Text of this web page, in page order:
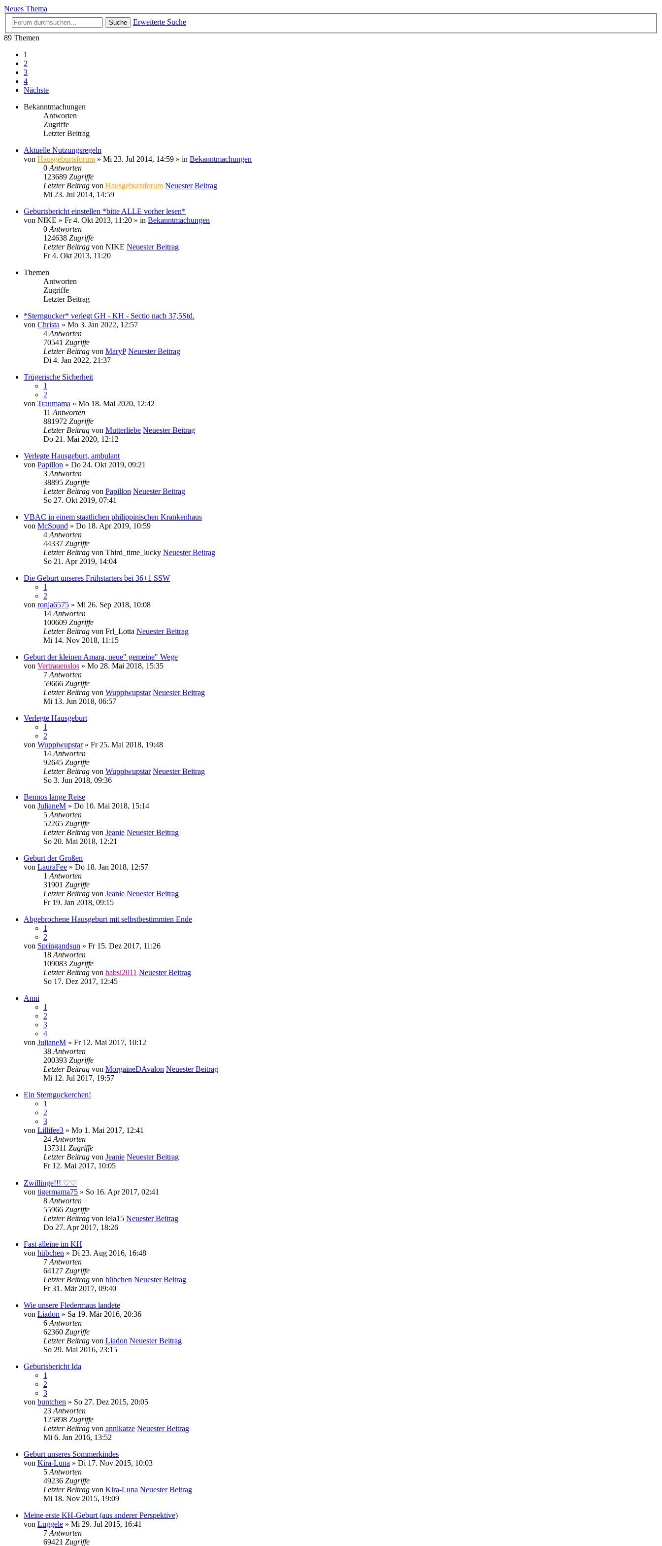
Neues Thema
Suche
Erweiterte Suche
89 Themen
1
2
3
4
Nächste
Bekanntmachungen
Antworten
Zugriffe
Letzter Beitrag
Aktuelle Nutzungsregeln
von Hausgeburtsforum » Mi 23. Jul 2014, 14:59 » in Bekanntmachungen
0 Antworten
123689 Zugriffe
Letzter Beitrag von Hausgeburtsforum Neuester Beitrag
Mi 23. Jul 2014, 14:59
Geburtsbericht einstellen *bitte ALLE vorher lesen*
von NIKE » Fr 4. Okt 2013, 11:20 » in Bekanntmachungen
0 Antworten
124638 Zugriffe
Letzter Beitrag von NIKE Neuester Beitrag
Fr 4. Okt 2013, 11:20
Themen
Antworten
Zugriffe
Letzter Beitrag
*Sterngucker* verlegt GH - KH - Sectio nach 37,5Std.
von Christa » Mo 3. Jan 2022, 12:57
4 Antworten
70541 Zugriffe
Letzter Beitrag von MaryP Neuester Beitrag
Di 4. Jan 2022, 21:37
Trügerische Sicherheit
1
2
von Traumama » Mo 18. Mai 2020, 12:42
11 Antworten
881972 Zugriffe
Letzter Beitrag von Mutterliebe Neuester Beitrag
Do 21. Mai 2020, 12:12
Verlegte Hausgeburt, ambulant
von Papillon » Do 24. Okt 2019, 09:21
3 Antworten
38895 Zugriffe
Letzter Beitrag von Papillon Neuester Beitrag
So 27. Okt 2019, 07:41
VBAC in einem staatlichen philippinischen Krankenhaus
von McSound » Do 18. Apr 2019, 10:59
4 Antworten
44337 Zugriffe
Letzter Beitrag von Third_time_lucky Neuester Beitrag
So 21. Apr 2019, 14:04
Die Geburt unseres Frühstarters bei 36+1 SSW
1
2
von ronja6575 » Mi 26. Sep 2018, 10:08
14 Antworten
100609 Zugriffe
Letzter Beitrag von Frl_Lotta Neuester Beitrag
Mi 14. Nov 2018, 11:15
Geburt der kleinen Amara, neue" gemeine" Wege
von Vertrauenslos » Mo 28. Mai 2018, 15:35
7 Antworten
59666 Zugriffe
Letzter Beitrag von Wuppiwupstar Neuester Beitrag
Mi 13. Jun 2018, 06:57
Verlegte Hausgeburt
1
2
von Wuppiwupstar» Fr 25. Mai 2018, 19:48
14 Antworten
92645 Zugriffe
Letzter Beitrag von Wuppiwupstar Neuester Beitrag
So 3. Jun 2018, 09:36
Bennos lange Reise
von JulianeM » Do 10. Mai 2018, 15:14
5 Antworten
52265 Zugriffe
Letzter Beitrag von Jeanie Neuester Beitrag
So 20. Mai 2018, 12:21
Geburt der Großen
von LauraFee » Do 18. Jan 2018, 12:57
1 Antworten
31901 Zugriffe
Letzter Beitrag von Jeanie Neuester Beitrag
Fr 19. Jan 2018, 09:15
Abgebrochene Hausgeburt mit selbstbestimmten Ende
1
2
von Springandsun » Fr 15. Dez 2017, 11:26
18 Antworten
109083 Zugriffe
Letzter Beitrag von babsi2011 Neuester Beitrag
So 17. Dez 2017, 12:45
Anni
1
2
3
4
von JulianeM » Fr 12. Mai 2017, 10:12
38 Antworten
200393 Zugriffe
Letzter Beitrag von MorgaineDAvalon Neuester Beitrag
Mi 12. Jul 2017, 19:57
Ein Sternguckerchen!
1
2
3
von Lillifee3 » Mo 1. Mai 2017, 12:41
24 Antworten
137311 Zugriffe
Letzter Beitrag von Jeanie Neuester Beitrag
Fr 12. Mai 2017, 10:05
Zwillinge!!! ♡♡
von tigermama75 » So 16. Apr 2017, 02:41
8 Antworten
55966 Zugriffe
Letzter Beitrag von lela15 Neuester Beitrag
Do 27. Apr 2017, 18:26
Fast alleine im KH
von hübchen » Di 23. Aug 2016, 16:48
7 Antworten
64127 Zugriffe
Letzter Beitrag von hübchen Neuester Beitrag
Fr 31. Mär 2017, 09:40
Wie unsere Fledermaus landete
von Liadon » Sa 19. Mär 2016, 20:36
6 Antworten
62360 Zugriffe
Letzter Beitrag von Liadon Neuester Beitrag
So 29. Mai 2016, 23:15
Geburtsbericht Ida
1
2
3
von buntchen » So 27. Dez 2015, 20:05
23 Antworten
125898 Zugriffe
Letzter Beitrag von annikatze Neuester Beitrag
Mi 6. Jan 2016, 13:52
Geburt unseres Sommerkindes
von Kira-Luna » Di 17. Nov 2015, 10:03
5 Antworten
49236 Zugriffe
Letzter Beitrag von Kira-Luna Neuester Beitrag
Mi 18. Nov 2015, 19:09
Meine erste KH-Geburt (aus anderer Perspektive)
von Luggele » Mi 29. Jul 2015, 16:41
7 Antworten
69421 Zugriffe